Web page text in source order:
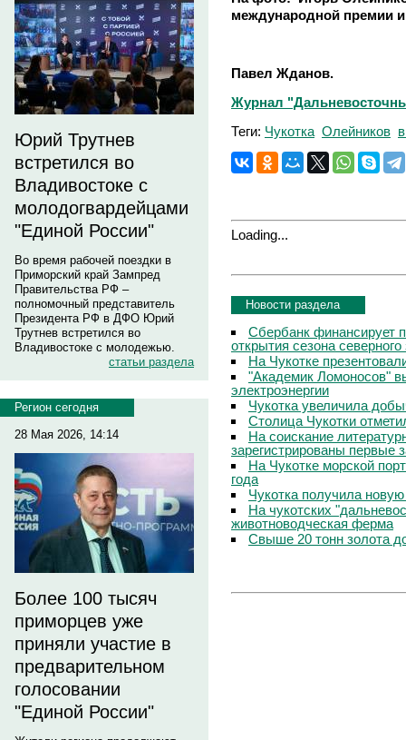
Юрий Трутнев
встретился во
Владивостоке с
молодогвардейцами
"Единой России"
Во время рабочей поездки в
Приморский край Зампред
Правительства РФ –
полномочный представитель
Президента РФ в ДФО Юрий
Трутнев встретился во
Владивостоке с молодежью.
статьи раздела
Регион сегодня
28 Мая 2026, 14:14
Более 100 тысяч
приморцев уже
приняли участие в
предварительном
голосовании
"Единой России"
международной премии
Павел Жданов.
Журнал
Теги: Чукотка Олейников
Loading...
Новости раздела
Сбербанк финансирует
открытия сезона северного
На Чукотке
"Академик Ломоносов"
электроэнергии
Чукотка увеличила
Столица Чукотки
На соискание
зарегистрированы первые
На Чукотке морской
года
Чукотка получила
На чукотских
животноводческая ферма
Свыше 20 тонн золота